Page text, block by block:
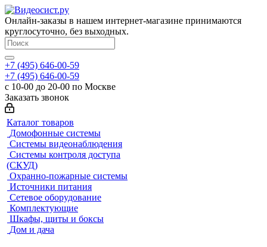
Онлайн-заказы в нашем интернет-магазине принимаются
круглосуточно, без выходных.
+7 (495) 646-00-59
+7 (495) 646-00-59
с 10-00 до 20-00 по Москве
Заказать звонок
Каталог товаров
Домофонные системы
Системы видеонаблюдения
Системы контроля доступа
(СКУД)
Охранно-пожарные системы
Источники питания
Сетевое оборудование
Комплектующие
Шкафы, щиты и боксы
Дом и дача